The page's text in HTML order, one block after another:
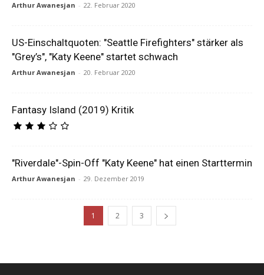
Arthur Awanesjan - 22. Februar 2020
US-Einschaltquoten: "Seattle Firefighters" stärker als
"Grey’s", "Katy Keene" startet schwach
Arthur Awanesjan - 20. Februar 2020
Fantasy Island (2019) Kritik
"Riverdale"-Spin-Off "Katy Keene" hat einen Starttermin
Arthur Awanesjan - 29. Dezember 2019
1 2 3